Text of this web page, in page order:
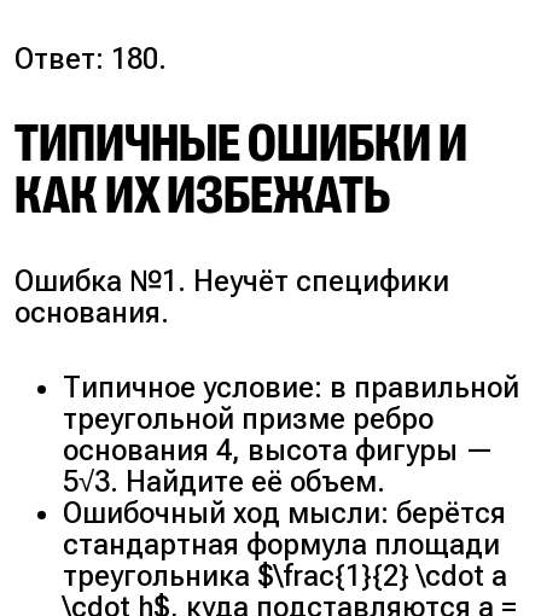
Ответ: 180.
ТИПИЧНЫЕ ОШИБКИ И
КАК ИХ ИЗБЕЖАТЬ
Ошибка №1. Неучёт специфики
основания.
Типичное условие: в правильной
треугольной призме ребро
основания 4, высота фигуры —
5√3. Найдите её объем.
Ошибочный ход мысли: берётся
стандартная формула площади
треугольника $\frac{1}{2} \cdot a
\cdot h$, куда подставляются a =